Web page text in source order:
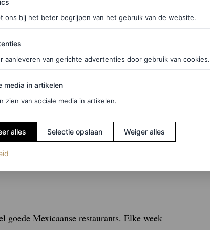
hier in voor de Vogue-nieuwsbrief.
Net als eieren – die heb ik ook standaard in
ik bijvoorbeeldscrambled eggs
maak, gebruik ik
net wat extra pit aan het gerecht. Daarnaast is
Het is zo’n goede smaakmaker.”
goede Mexicaanse restaurants. Elke week
ons bij het beter begrijpen van het gebruik van de website.
aanleveren van gerichte advertenties door gebruik van cookies.
in artikelen
media in artikelen
zien van sociale media in artikelen.
alles Selectie opslaan Weiger alles